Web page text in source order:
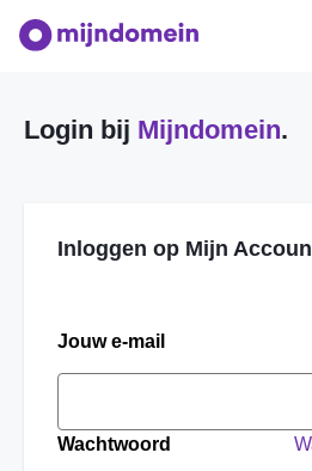
Login bij Mijndomein.
Inloggen op Mijn
Jouw e-mail
Wachtwoord